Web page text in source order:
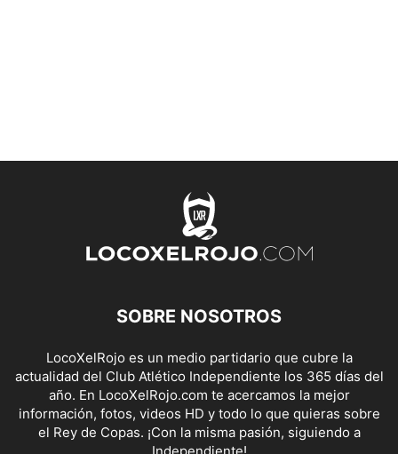
SOBRE NOSOTROS
LocoXelRojo es un medio partidario que cubre la
actualidad del Club Atlético Independiente los 365 días del
año. En LocoXelRojo.com te acercamos la mejor
información, fotos, videos HD y todo lo que quieras sobre
el Rey de Copas. ¡Con la misma pasión, siguiendo a